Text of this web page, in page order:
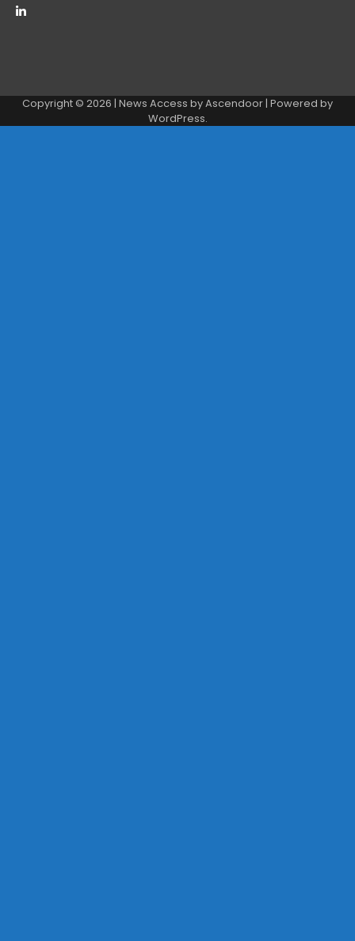
Copyright © 2026 | News Access byAscendoor| Powered by
WordPress.